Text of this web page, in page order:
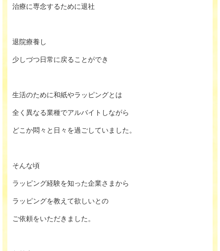
治療に専念するために退社
退院療養し
少しづつ日常に戻ることができ
生活のために和紙やラッピングとは
全く異なる業種でアルバイトしながら
どこか悶々と日々を過ごしていました。
そんな頃
ラッピング経験を知った企業さまから
ラッピングを教えて欲しいとの
ご依頼をいただきました。